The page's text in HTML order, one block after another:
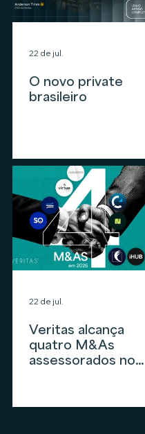
O novo private
brasileiro
22 de jul.
Veritas alcança
quatro M&As
assessorados no
investimentos em
22 de jul.